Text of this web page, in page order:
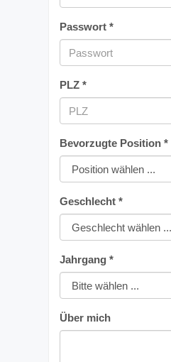
Passwort *
PLZ *
Bevorzugte Position *
Geschlecht *
Jahrgang *
Über mich